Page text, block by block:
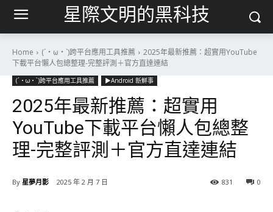
星際文明的黑科技
Home (´・ω・`)跨平台應用工具推薦
2025年最新推薦：超實用YouTube
下載平台懶人包總整理-完整評測＋官方直達連結
(´・ω・`)跨平台應用工具推薦 ▶Android 新鮮事
2025年最新推薦：超實用
YouTube下載平台懶人包總整
理-完整評測＋官方直達連結
By 星夢月影 2025 年 2 月 7 日 0
831